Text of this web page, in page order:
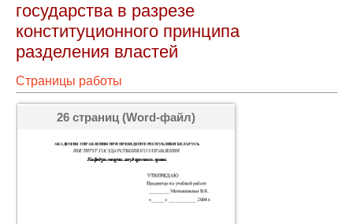
государства в разрезе
конституционного принципа
разделения властей
Страницы работы
26 страниц (Word-файл)